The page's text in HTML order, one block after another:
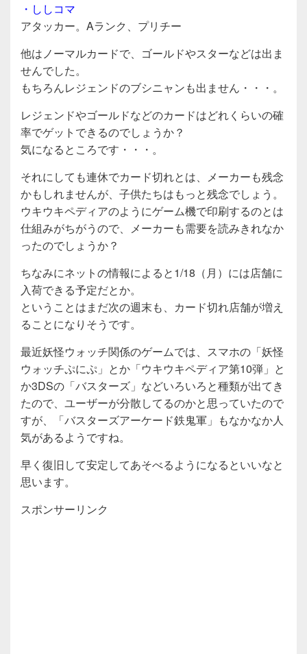
・ししコマ
アタッカー。Aランク、プリチー
他はノーマルカードで、ゴールドやスターなどは出ま
せんでした。
もちろんレジェンドのブシニャンも出ません・・・。
レジェンドやゴールドなどのカードはどれくらいの確
率でゲットできるのでしょうか？
気になるところです・・・。
それにしても連休でカード切れとは、メーカーも残念
かもしれませんが、子供たちはもっと残念でしょう。
ウキウキペディアのようにゲーム機で印刷するのとは
仕組みがちがうので、メーカーも需要を読みきれなか
ったのでしょうか？
ちなみにネットの情報によると1/18（月）には店舗に
入荷できる予定だとか。
ということはまだ次の週末も、カード切れ店舗が増え
ることになりそうです。
最近妖怪ウォッチ関係のゲームでは、スマホの「妖怪
ウォッチぷにぷ」とか「ウキウキペディア第10弾」と
か3DSの「バスターズ」などいろいろと種類が出てき
たので、ユーザーが分散してるのかと思っていたので
すが、「バスターズアーケード鉄鬼軍」もなかなか人
気があるようですね。
早く復旧して安定してあそべるようになるといいなと
思います。
スポンサーリンク